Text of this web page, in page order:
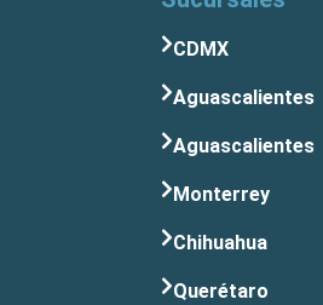
CDMX
Aguascalientes
Aguascalientes
Monterrey
Chihuahua
Querétaro